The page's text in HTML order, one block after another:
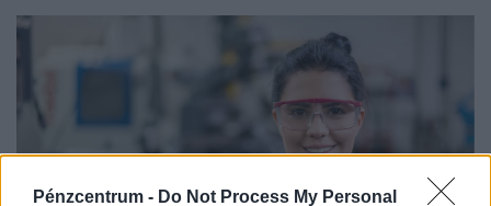
Pénzcentrum - Do Not Process My Personal